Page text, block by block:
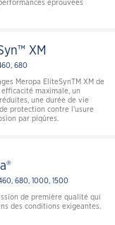
éprouvées
XM
680
Meropa EliteSynTM XM de
maximale, un
une durée de vie
protection contre l'usure
par piqûres.
680, 1000, 1500
de première qualité qui
des conditions exigeantes.